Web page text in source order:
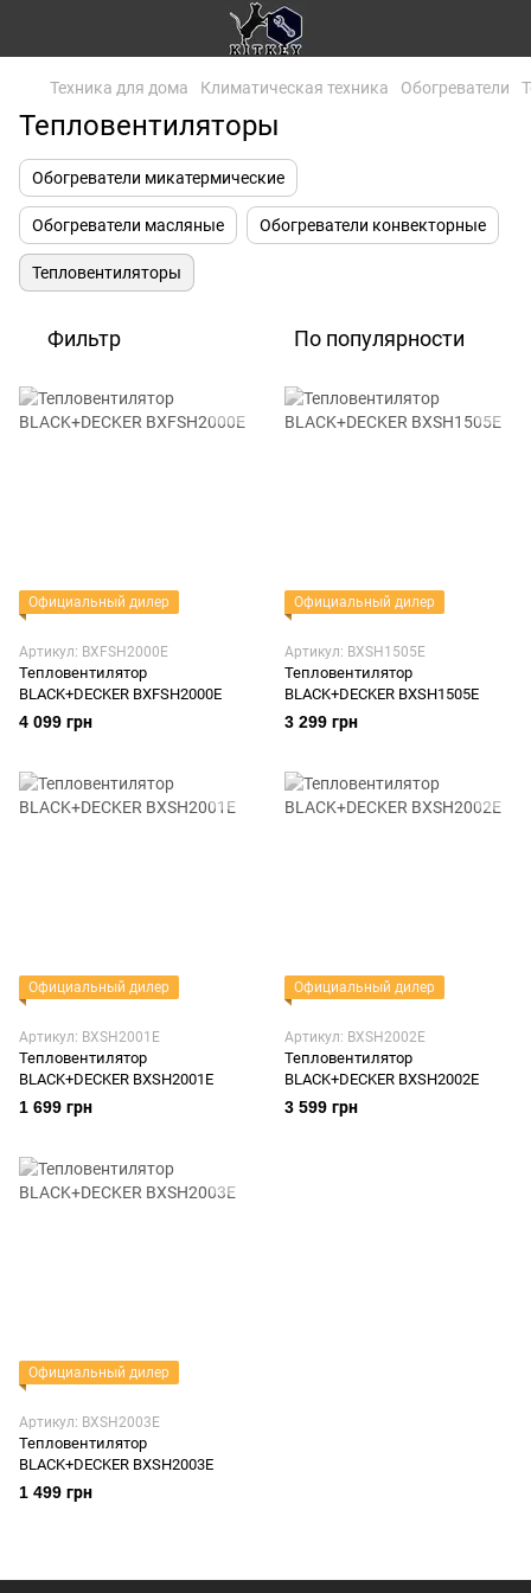
Техника для дома Климатическая техника Обогреватели
Тепловентиляторы
Обогреватели микатермические
Обогреватели масляные Обогреватели конвекторные
Тепловентиляторы
Фильтр По популярности
Официальный дилер
Артикул: BXFSH2000E
Тепловентилятор
BLACK+DECKER BXFSH2000E
4 099 грн
Официальный дилер
Артикул: BXSH1505E
Тепловентилятор
BLACK+DECKER BXSH1505E
3 299 грн
Официальный дилер
Артикул: BXSH2001E
Тепловентилятор
BLACK+DECKER BXSH2001E
1 699 грн
Официальный дилер
Артикул: BXSH2002E
Тепловентилятор
BLACK+DECKER BXSH2002E
3 599 грн
Официальный дилер
Артикул: BXSH2003E
Тепловентилятор
BLACK+DECKER BXSH2003E
1 499 грн